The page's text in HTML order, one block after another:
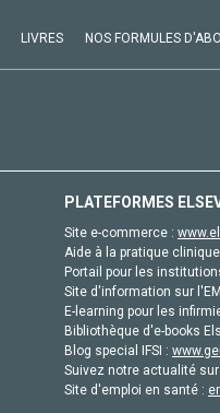
LIVRES NOS FORMULES
PLATEFORMES
Site e-commerce :
Aide à la pratique
Portail pour les
Site d'information sur
E-learning pour les
Bibliothèque d'e-books
Blog special IFSI :
Suivez notre actualité
Site d'emploi en santé :